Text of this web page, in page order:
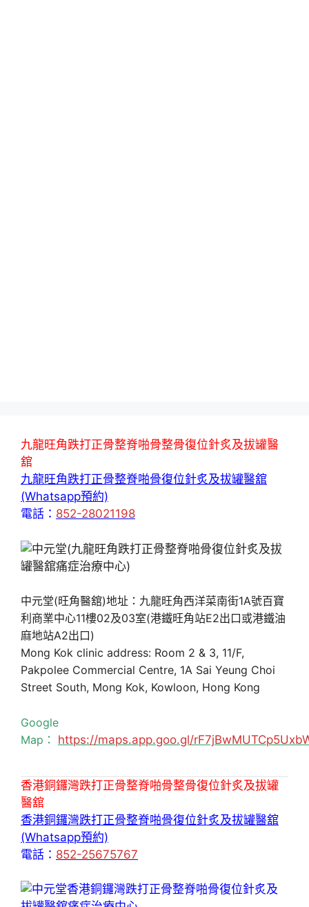
九龍旺角跌打正骨整脊啪骨整骨復位針炙及拔罐醫
舘
九龍旺角跌打正骨整脊啪骨復位針炙及拔罐醫舘
(Whatsapp預約)
電話： 852-28021198
中元堂(旺角醫舘)地址：九龍旺角西洋菜南街1A號百寶
利商業中心11樓02及03室(港鐵旺角站E2出口或港鐵油
麻地站A2出口)
Mong Kok clinic address: Room 2 & 3, 11/F,
Pakpolee Commercial Centre, 1A Sai Yeung Choi
Street South, Mong Kok, Kowloon, Hong Kong
Google
Map： https://maps.app.goo.gl/
香港銅鑼灣跌打正骨整脊啪骨整骨復位針炙及拔罐
醫舘
香港銅鑼灣跌打正骨整脊啪骨復位針炙及拔罐醫舘
(Whatsapp預約)
電話： 852-25675767